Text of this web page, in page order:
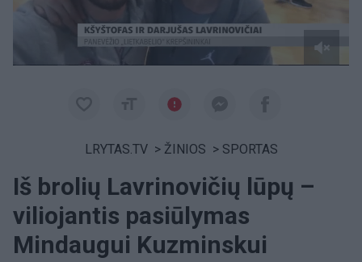
LRYTAS.TV > ŽINIOS > SPORTAS
Iš brolių Lavrinovičių lūpų –
viliojantis pasiūlymas
Mindaugui Kuzminskui